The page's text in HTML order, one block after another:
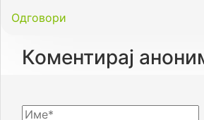
Одговори
Коментирај